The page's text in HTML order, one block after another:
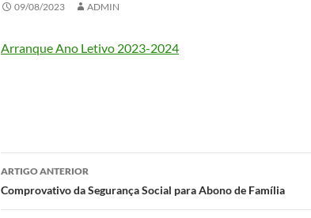
09/08/2023 ADMIN
Arranque Ano Letivo 2023-2024
Navegação
de
ARTIGO ANTERIOR
Comprovativo da Segurança Social para Abono de Família